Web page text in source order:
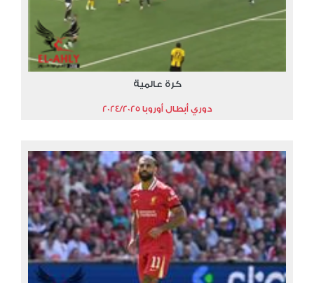
كرة عالمية
دوري أبطال أوروبا 2024/2025